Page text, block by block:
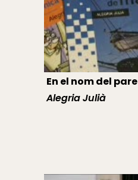
En el nom del pare
Alegria Julià